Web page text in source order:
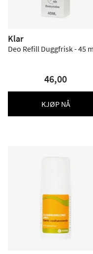
Klar
Deo Refill Duggfrisk - 45
46,00
KJØP NÅ